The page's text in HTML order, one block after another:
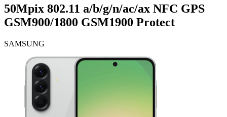
50Mpix 802.11 a/b/g/n/ac/ax NFC GPS
GSM900/1800 GSM1900 Protect
SAMSUNG